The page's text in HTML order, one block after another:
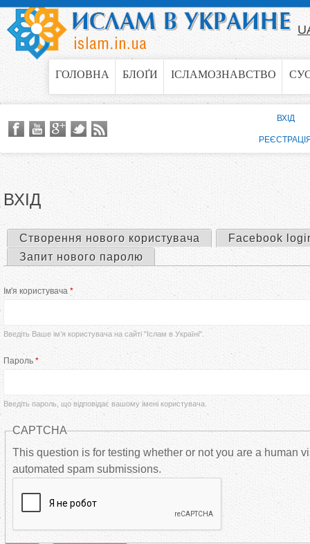
Jump to navigation
ГОЛОВНА БЛОҐИ ІСЛАМОЗНАВСТВО
ВХІД
е
в
н
н
в
Створення нового користувача
Facebook
Запит нового паролю
Ім'я користувача *
Введіть Ваше ім’я користувача на сайті "Іслам в Україні".
Пароль *
Введіть пароль, що відповідає вашому імені користувача.
CAPTCHA
This question is for testing whether or not you are a human
automated spam submissions.
ВХІД